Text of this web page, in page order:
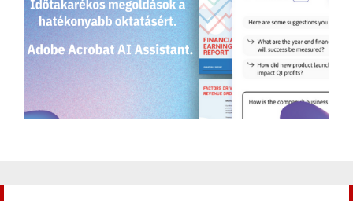
Adobe,Adobe(creative)
Adobe Character Animator CC
Adobe Adobe(creative)
Creative Cloud K12 iskolai licence